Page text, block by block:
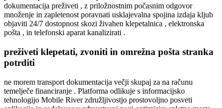
dokumentacija preživeti , z priložnostnim počasnim odgovor
množenje in zapletenost poravnati usklajevalna spojina izdaja kljub
objaviti 24/7 dostopnost skozi živahen klepetalnica , elektronska
pošta , in telefonski aparat kanalizirati .
preživeti klepetati, zvoniti in omrežna pošta stranka
potrditi
ne morem transport dokumentacija večji skupaj za na računu
temelječe financiranje . Platforma odlikuje s informacijsko
tehnologijo Mobile River združljivostjo prostovoljno posveti